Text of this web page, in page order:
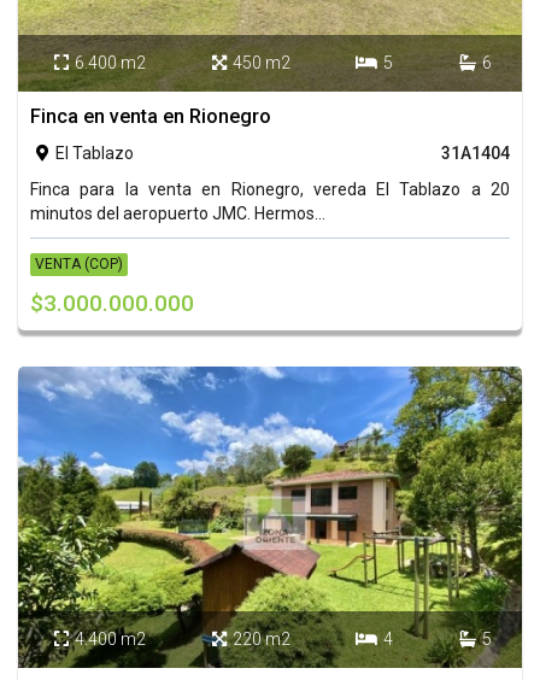
 6.400 m2  450 m2  5  6
Finca en venta en Rionegro
 El Tablazo
31A1404
Finca para la venta en Rionegro, vereda El Tablazo a 20
minutos del aeropuerto JMC. Hermos...
VENTA (COP)
$3.000.000.000
 4.400 m2  220 m2  4  5